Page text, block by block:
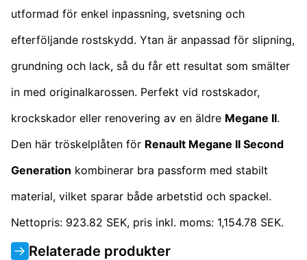
utformad för enkel inpassning, svetsning och
efterföljande rostskydd. Ytan är anpassad för slipning,
grundning och lack, så du får ett resultat som smälter
in med originalkarossen. Perfekt vid rostskador,
krockskador eller renovering av en äldre Megane II.
Den här tröskelplåten för Renault Megane II Second
Generation kombinerar bra passform med stabilt
material, vilket sparar både arbetstid och spackel.
Nettopris: 923.82 SEK, pris inkl. moms: 1,154.78 SEK.
Relaterade produkter